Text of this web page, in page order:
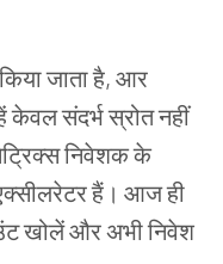
जाता है, आर
केवल संदर्भ स्रोत नहीं
निवेशक के
हैं। आज ही
खोलें और अभी निवेश